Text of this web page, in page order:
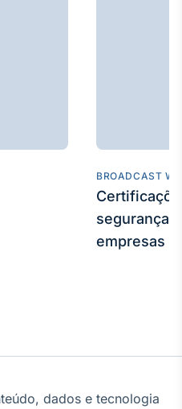
Crédito
BROADCAST
segurança
empresas
dados e tecnologia